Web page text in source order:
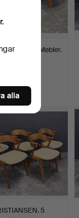
Komfort Møbler.
5
alla